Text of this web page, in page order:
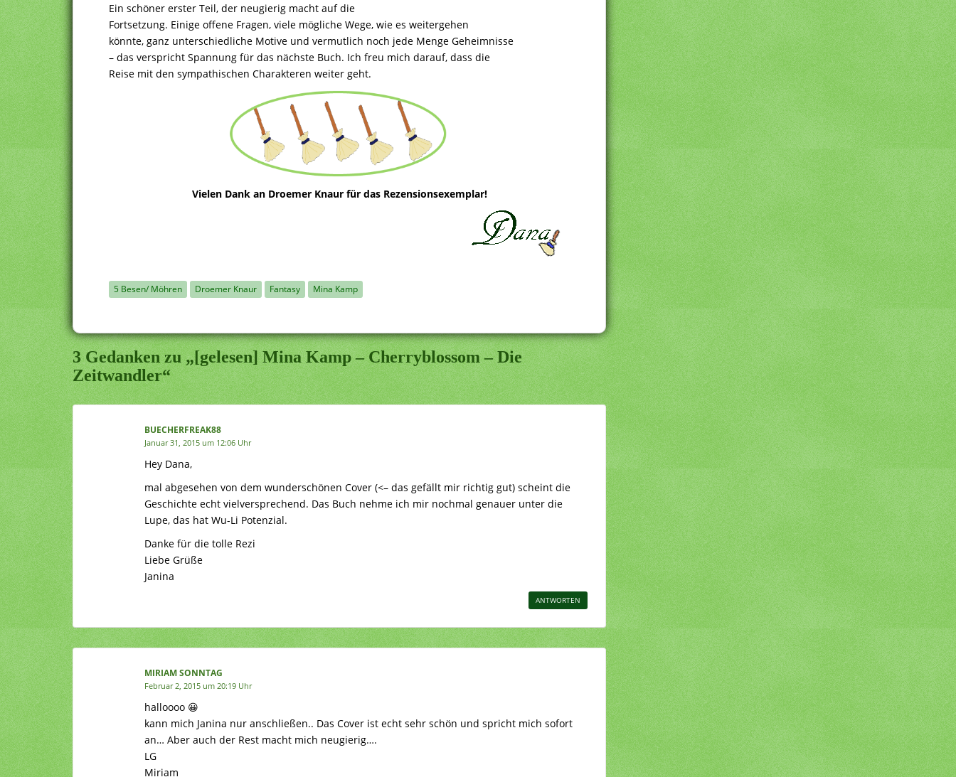
Ein schöner erster Teil, der neugierig macht auf die
Fortsetzung. Einige offene Fragen, viele mögliche Wege, wie es weitergehen
könnte, ganz unterschiedliche Motive und vermutlich noch jede Menge Geheimnisse
– das verspricht Spannung für das nächste Buch. Ich freu mich darauf, dass die
Reise mit den sympathischen Charakteren weiter geht.
Vielen Dank an Droemer Knaur für das Rezensionsexemplar!
5 Besen/ Möhren Droemer Knaur Fantasy Mina Kamp
3 Gedanken zu „[gelesen] Mina Kamp – Cherryblossom – Die
Zeitwandler“
BUECHERFREAK88
Januar 31, 2015 um 12:06 Uhr
Hey Dana,
mal abgesehen von dem wunderschönen Cover (<– das gefällt mir richtig gut) scheint die
Geschichte echt vielversprechend. Das Buch nehme ich mir nochmal genauer unter die
Lupe, das hat Wu-Li Potenzial.
Danke für die tolle Rezi
Liebe Grüße
Janina
ANTWORTEN
MIRIAM SONNTAG
Februar 2, 2015 um 20:19 Uhr
halloooo 😀
kann mich Janina nur anschließen.. Das Cover ist echt sehr schön und spricht mich sofort
an… Aber auch der Rest macht mich neugierig….
LG
Miriam